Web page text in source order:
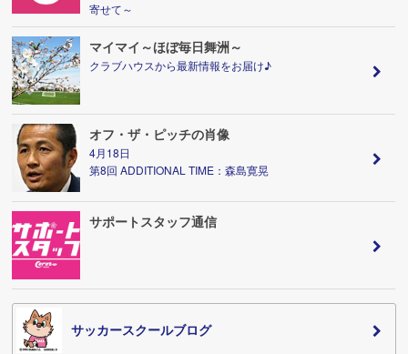
寄せて～
マイマイ～ほぼ毎日舞洲～
クラブハウスから最新情報をお届け♪
オフ・ザ・ピッチの肖像
4月18日
第8回 ADDITIONAL TIME：森島寛晃
サポートスタッフ通信
サッカースクールブログ